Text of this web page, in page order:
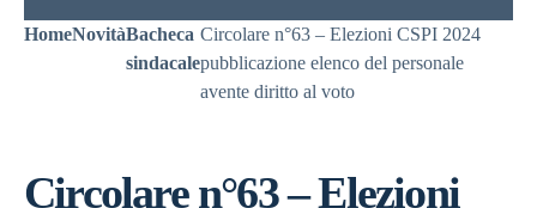
HomeNovitàBacheca
sindacale
Circolare n°63 – Elezioni CSPI 2024
pubblicazione elenco del personale
avente diritto al voto
Circolare n°63 – Elezioni